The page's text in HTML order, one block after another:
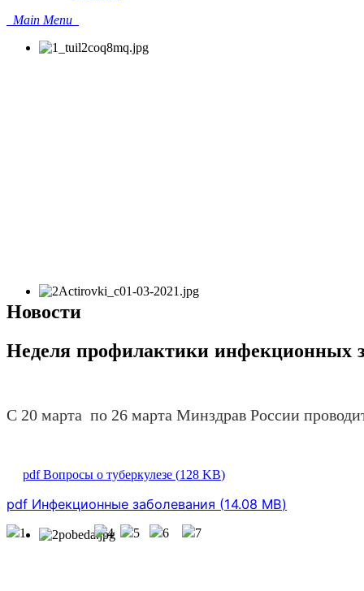
Main Menu
Новости
Неделя профилактики инфекционных
С 20 марта по 26 марта Минздрав России
pdfВопросы о туберкулезе (128 KB)
pdf Инфекционные заболевания (14.08 MB)